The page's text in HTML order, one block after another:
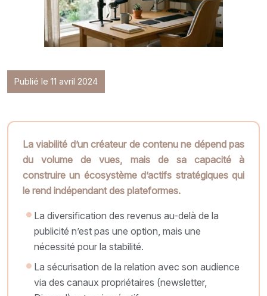
Publié le 11 avril 2024
La viabilité d’un créateur de contenu ne dépend pas
du volume de vues, mais de sa capacité à
construire un écosystème d’actifs stratégiques qui
le rend indépendant des plateformes.
La diversification des revenus au-delà de la
publicité n’est pas une option, mais une
nécessité pour la stabilité.
La sécurisation de la relation avec son audience
via des canaux propriétaires (newsletter,